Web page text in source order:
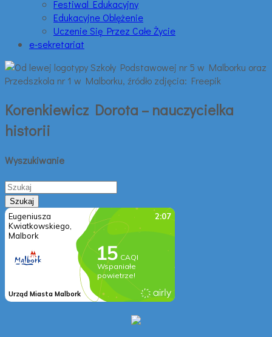
Festiwal Edukacyjny
Edukacyjne Oblężenie
Uczenie Się Przez Całe Życie
e-sekretariat
Korenkiewicz Dorota – nauczycielka
historii
Wyszukiwanie